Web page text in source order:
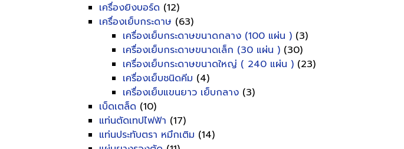
เครื่องยิงบอร์ด (12)
เครื่องเย็บกระดาษ (63)
เครื่องเย็บกระดาษขนาดกลาง (100 แผ่น ) (3)
เครื่องเย็บกระดาษขนาดเล็ก (30 แผ่น ) (30)
เครื่องเย็บกระดาษขนาดใหญ่ ( 240 แผ่น ) (23)
เครื่องเย็บชนิดคีม (4)
เครื่องเย็บแขนยาว เย็บกลาง (3)
เบ็ดเตล็ด (10)
แท่นตัดเทปไฟฟ้า (17)
แท่นประทับตรา หมึกเติม (14)